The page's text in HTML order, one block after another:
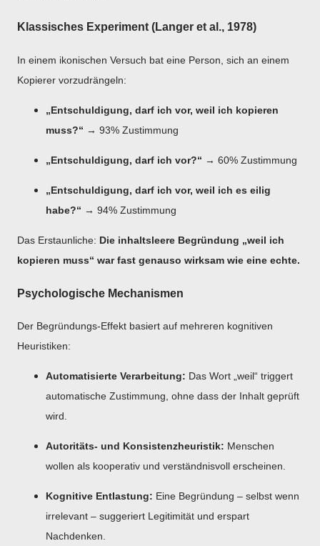
Klassisches Experiment (Langer et al., 1978)
In einem ikonischen Versuch bat eine Person, sich an einem
Kopierer vorzudrängeln:
„Entschuldigung, darf ich vor, weil ich kopieren
muss?“ → 93% Zustimmung
„Entschuldigung, darf ich vor?“ → 60% Zustimmung
„Entschuldigung, darf ich vor, weil ich es eilig
habe?“ → 94% Zustimmung
Das Erstaunliche: Die inhaltsleere Begründung „weil ich
kopieren muss“ war fast genauso wirksam wie eine echte.
Psychologische Mechanismen
Der Begründungs-Effekt basiert auf mehreren kognitiven
Heuristiken:
Automatisierte Verarbeitung: Das Wort „weil“ triggert
automatische Zustimmung, ohne dass der Inhalt geprüft
wird.
Autoritäts- und Konsistenzheuristik: Menschen
wollen als kooperativ und verständnisvoll erscheinen.
Kognitive Entlastung: Eine Begründung – selbst wenn
irrelevant – suggeriert Legitimität und erspart
Nachdenken.